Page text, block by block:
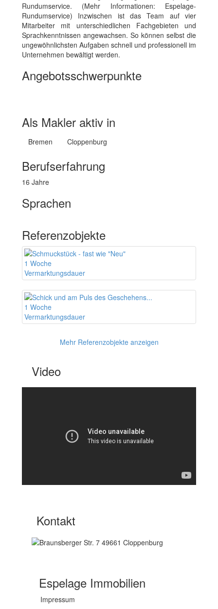
Rundumservice. (Mehr Informationen: Espelage-
Rundumservice) Inzwischen ist das Team auf vier
Mitarbeiter mit unterschiedlichen Fachgebieten und
Sprachkenntnissen angewachsen. So können selbst die
ungewöhnlichsten Aufgaben schnell und professionell im
Unternehmen bewältigt werden.
Angebotsschwerpunkte
Als Makler aktiv in
Bremen Cloppenburg
Berufserfahrung
16 Jahre
Sprachen
Referenzobjekte
1 Woche
Vermarktungsdauer
1 Woche
Vermarktungsdauer
Mehr Referenzobjekte anzeigen
Video
Kontakt
Espelage Immobilien
Impressum